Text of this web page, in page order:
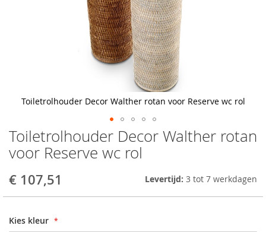
Toiletrolhouder Decor Walther rotan
voor Reserve wc rol
€ 107,51 Levertijd: 3 tot 7 werkdagen
Kies kleur
Toiletrolhouder Decor Walther rotan voor Reserve wc rol
Skip
to
the
of
gallery